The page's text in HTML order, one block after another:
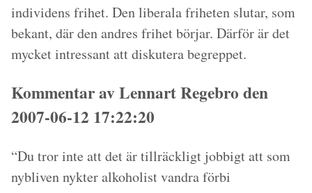
individens frihet. Den liberala friheten slutar, som
bekant, där den andres frihet börjar. Därför är det
mycket intressant att diskutera begreppet.
Kommentar av Lennart Regebro den
2007-06-12 17:22:20
“Du tror inte att det är tillräckligt jobbigt att som
nybliven nykter alkoholist vandra förbi